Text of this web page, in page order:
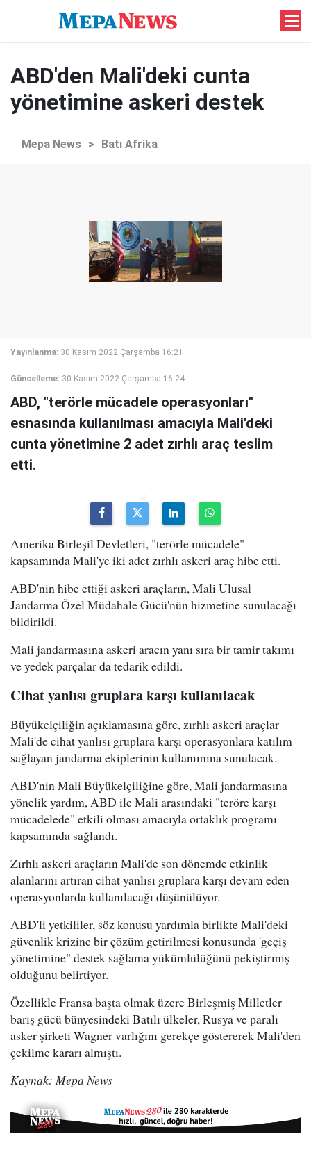
ABD'den Mali'deki cunta
yönetimine askeri destek
Mepa News > Batı Afrika
Yayınlanma: 30 Kasım 2022 Çarşamba 16:21
Güncelleme: 30 Kasım 2022 Çarşamba 16:24
ABD, "terörle mücadele operasyonları"
esnasında kullanılması amacıyla Mali'deki
cunta yönetimine 2 adet zırhlı araç teslim
etti.
Amerika Birleşil Devletleri, "terörle mücadele"
kapsamında Mali'ye iki adet zırhlı askeri araç hibe etti.
ABD'nin hibe ettiği askeri araçların, Mali Ulusal
Jandarma Özel Müdahale Gücü'nün hizmetine sunulacağı
bildirildi.
Mali jandarmasına askeri aracın yanı sıra bir tamir takımı
ve yedek parçalar da tedarik edildi.
Cihat yanlısı gruplara karşı kullanılacak
Büyükelçiliğin açıklamasına göre, zırhlı askeri araçlar
Mali'de cihat yanlısı gruplara karşı operasyonlara katılım
sağlayan jandarma ekiplerinin kullanımına sunulacak.
ABD'nin Mali Büyükelçiliğine göre, Mali jandarmasına
yönelik yardım, ABD ile Mali arasındaki "teröre karşı
mücadelede" etkili olması amacıyla ortaklık programı
kapsamında sağlandı.
Zırhlı askeri araçların Mali'de son dönemde etkinlik
alanlarını artıran cihat yanlısı gruplara karşı devam eden
operasyonlarda kullanılacağı düşünülüyor.
ABD'li yetkililer, söz konusu yardımla birlikte Mali'deki
güvenlik krizine bir çözüm getirilmesi konusunda 'geçiş
yönetimine" destek sağlama yükümlülüğünü pekiştirmiş
olduğunu belirtiyor.
Özellikle Fransa başta olmak üzere Birleşmiş Milletler
barış gücü bünyesindeki Batılı ülkeler, Rusya ve paralı
asker şirketi Wagner varlığını gerekçe göstererek Mali'den
çekilme kararı almıştı.
Kaynak: Mepa News